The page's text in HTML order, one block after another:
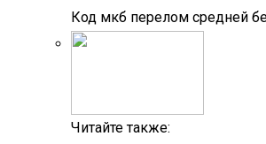
Код мкб перелом средней
Читайте также: